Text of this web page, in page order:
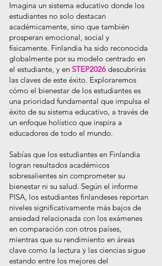
Imagina un sistema educativo donde los
estudiantes no solo destacan
académicamente, sino que también
prosperan emocional, social y
físicamente. Finlandia ha sido reconocida
globalmente por su modelo centrado en
el estudiante, y en STEP2026 descubrirás
las claves de este éxito. Exploraremos
cómo el bienestar de los estudiantes es
una prioridad fundamental que impulsa el
éxito de su sistema educativo, a través de
un enfoque holístico que inspira a
educadores de todo el mundo.
Sabías que los estudiantes en Finlandia
logran resultados académicos
sobresalientes sin comprometer su
bienestar ni su salud. Según el informe
PISA, los estudiantes finlandeses reportan
niveles significativamente más bajos de
ansiedad relacionada con los exámenes
en comparación con otros países,
mientras que su rendimiento en áreas
clave como la lectura y las ciencias sigue
estando entre los mejores del